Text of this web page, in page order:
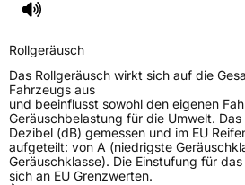
Rollgeräusch
Das Rollgeräusch wirkt sich auf die
Fahrzeugs aus
und beeinflusst sowohl den eigenen
Geräuschbelastung für die Umwelt.
Dezibel (dB) gemessen und im EU
aufgeteilt: von A (niedrigste
Geräuschklasse). Die Einstufung für
sich an EU Grenzwerten.